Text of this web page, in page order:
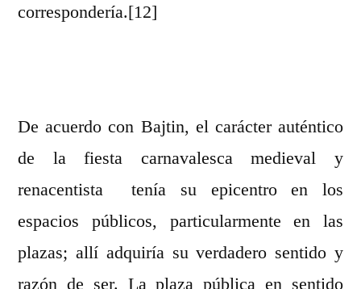
correspondería.[12]
De acuerdo con Bajtin, el carácter auténtico
de la fiesta carnavalesca medieval y
renacentista tenía su epicentro en los
espacios públicos, particularmente en las
plazas; allí adquiría su verdadero sentido y
razón de ser. La plaza pública en sentido